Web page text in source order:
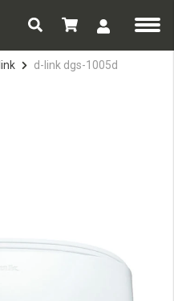
d-link dgs-1005d